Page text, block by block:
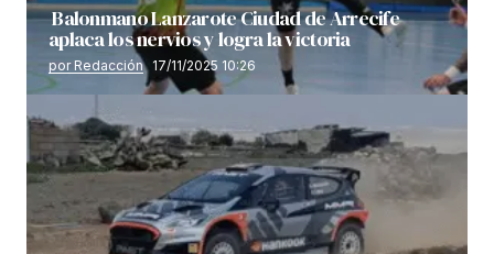
Balonmano Lanzarote Ciudad de Arrecife
aplaca los nervios y logra la victoria
por Redacción 17/11/2025 10:26